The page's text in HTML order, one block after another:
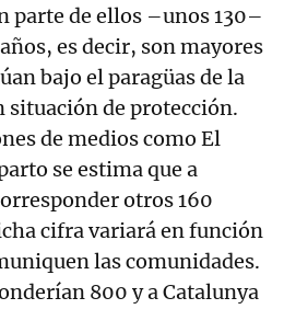
parte de ellos –unos 130–
es decir, son mayores
bajo el paragüas de la
de protección.
de medios como El
se estima que a
otros 160
cifra variará en función
las comunidades.
800 y a Catalunya